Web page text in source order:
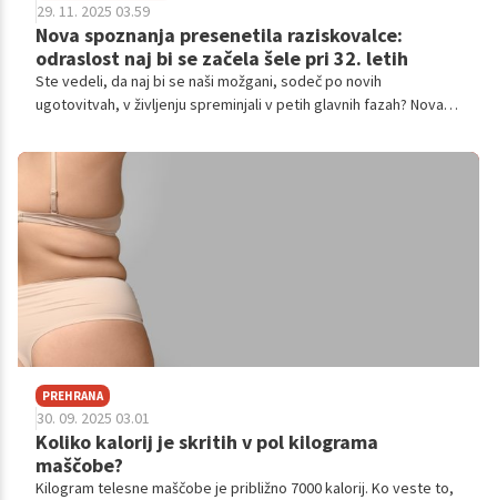
29. 11. 2025 03.59
Nova spoznanja presenetila raziskovalce:
odraslost naj bi se začela šele pri 32. letih
Ste vedeli, da naj bi se naši možgani, sodeč po novih
ugotovitvah, v življenju spreminjali v petih glavnih fazah? Nova
miselne sposobnosti in ranljivost za duševne motnje v različnih
življenjskih obdobjih, od otroštva do pozne starosti.
PREHRANA
30. 09. 2025 03.01
Koliko kalorij je skritih v pol kilograma
maščobe?
Kilogram telesne maščobe je približno 7000 kalorij. Ko veste to,